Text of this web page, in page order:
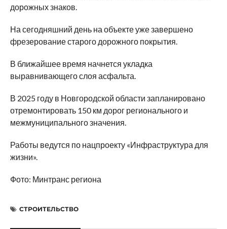
дорожных знаков.
На сегодняшний день на объекте уже завершено
фрезерование старого дорожного покрытия.
В ближайшее время начнется укладка
выравнивающего слоя асфальта.
В 2025 году в Новгородской области запланировано
отремонтировать 150 км дорог регионального и
межмуниципального значения.
Работы ведутся по нацпроекту «Инфраструктура для
жизни».
Фото: Минтранс региона
СТРОИТЕЛЬСТВО